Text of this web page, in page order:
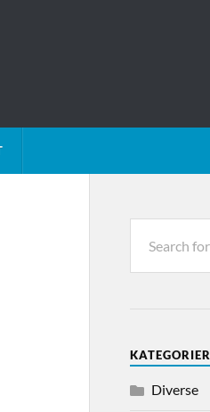
KATEGORIER
Diverse